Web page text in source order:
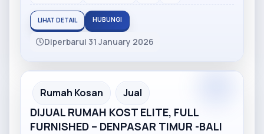
LIHAT DETAIL HUBUNGI
Diperbarui 31 January 2026
Partner Ad
Rumah Kosan Jual
DIJUAL RUMAH KOST ELITE, FULL
FURNISHED – DENPASAR TIMUR -BALI